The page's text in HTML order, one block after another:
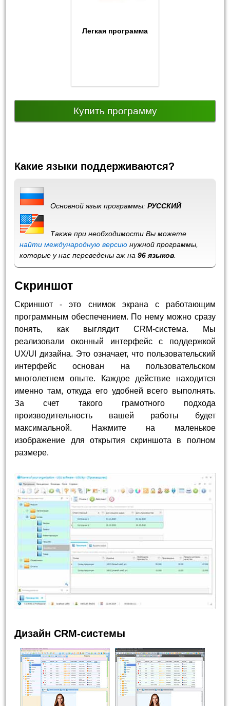
Легкая программа
Купить программу
Какие языки поддерживаются?
Основной язык программы:РУССКИЙ
Также при необходимости Вы можете
найти международную версию нужной программы,
которые у нас переведены аж на96 языков
Скриншот
Скриншот - это снимок экрана с работающим
программным обеспечением. По нему можно сразу
понять, как выглядит CRM-система. Мы
реализовали оконный интерфейс с поддержкой
UX/UI дизайна. Это означает, что пользовательский
интерфейс основан на пользовательском
многолетнем опыте. Каждое действие находится
именно там, откуда его удобней всего выполнять.
За счет такого грамотного подхода
производительность вашей работы будет
максимальной. Нажмите на маленькое
изображение для открытия скриншота в полном
размере.
Дизайн CRM-системы